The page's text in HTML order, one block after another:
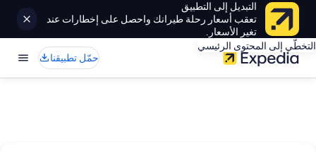
التبديل إلى التطبيق
تعقب أسعار رحلة طيرانك واحصل على إخطارات عند
تغير الأسعار.
التخطّي إلى المحتوى الرئيسي
حمّل تطبيقنا